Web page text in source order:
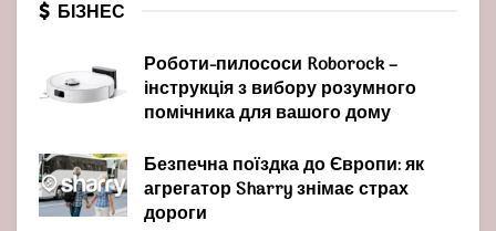
БІЗНЕС
Роботи-пилососи Roborock –
інструкція з вибору розумного
помічника для вашого дому
Безпечна поїздка до Європи: як
агрегатор Sharry знімає страх
дороги